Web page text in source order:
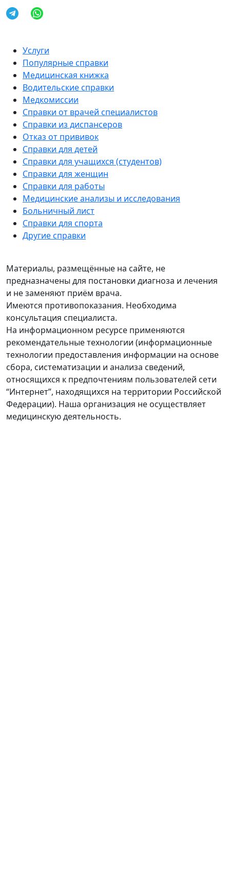
Услуги
Популярные справки
Медицинская книжка
Водительские справки
Медкомиссии
Справки от врачей специалистов
Справки из диспансеров
Отказ от прививок
Справки для детей
Справки для учащихся (студентов)
Справки для женщин
Справки для работы
Медицинские анализы и исследования
Больничный лист
Справки для спорта
Другие справки
Материалы, размещённые на сайте, не
предназначены для постановки диагноза и лечения
и не заменяют приём врача.
Имеются противопоказания. Необходима
консультация специалиста.
На информационном ресурсе применяются
рекомендательные технологии (информационные
технологии предоставления информации на основе
сбора, систематизации и анализа сведений,
относящихся к предпочтениям пользователей сети
“Интернет”, находящихся на территории Российской
Федерации). Наша организация не осуществляет
медицинскую деятельность.